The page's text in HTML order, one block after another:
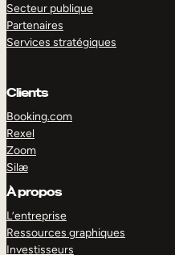
Secteur publique
Partenaires
Services stratégiques
Clients
Booking.com
Rexel
Zoom
Silæ
À propos
L’entreprise
Ressources graphiques
Investisseurs